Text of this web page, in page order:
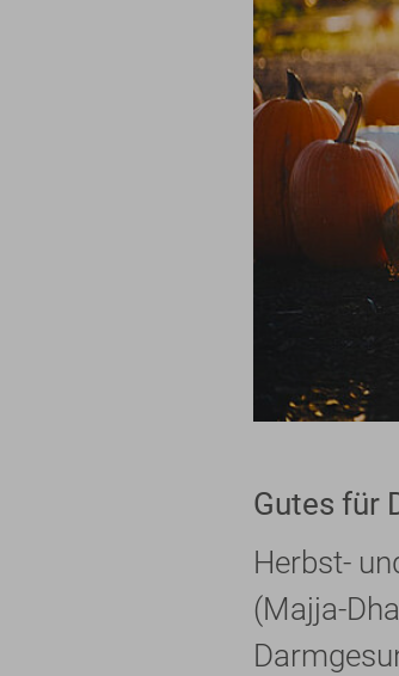
Gutes für
Herbst-
(Majja-